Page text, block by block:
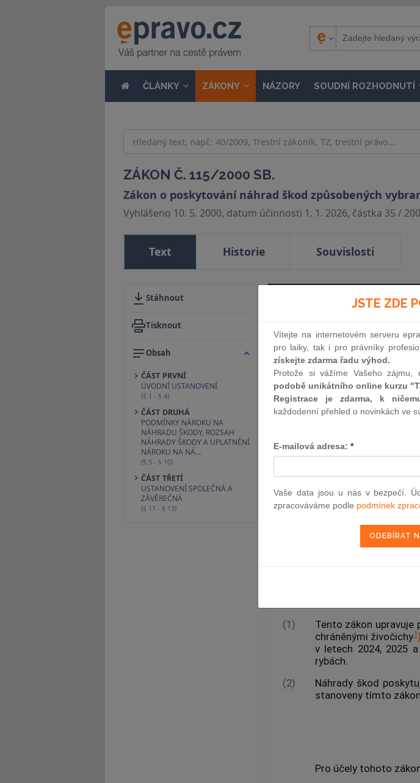
ČLÁNKY ZÁKONY NÁZORY SOUDNÍ ROZHODNUTÍ
ZÁKON Č. 115/2000 SB.
Zákon o poskytování náhrad škod způsobených
Vyhlášeno 10. 5. 2000, datum účinnosti 1. 1. 2026, částka 35 /
Text Historie Souvislosti
Stáhnout
Tisknout
Obsah
ČÁST PRVNÍ
ÚVODNÍ USTANOVENÍ
(§ 1 - § 4)
ČÁST DRUHÁ
PODMÍNKY NÁROKU NA
NÁHRADU ŠKODY, ROZSAH
NÁHRADY ŠKODY A UPLATNĚNÍ
NÁROKU NA NÁ…
(§ 5 - § 10)
ČÁST TŘETÍ
USTANOVENÍ SPOLEČNÁ A
ZÁVĚREČNÁ
(§ 11 - § 13)
od 1. 1. 2026
o poskytování náhrad
Parlament se usnesl
(1)
Tento zákon upravuje
chráněnými živočichy1)
v letech 2024, 2025
rybách.
(2)
Náhrady škod
stanoveny tímto
Pro účely tohoto
JSTE ZDE
Vítejte na internetovém serveru
pro laiky, tak i pro právníky
získejte zdarma řadu výhod.
Protože si vážíme Vašeho
podobě unikátního online kurzu
Registrace je zdarma, k
každodenní přehled o novinkách ve
E-mailová adresa: *
Vaše data jsou u nás v bezpečí.
zpracováváme podle podmínek